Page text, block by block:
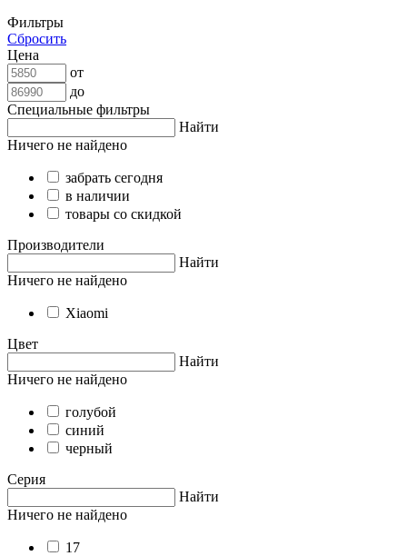
Фильтры
Сбросить
Цена
от
до
Специальные фильтры
Найти
Ничего не найдено
забрать сегодня
в наличии
товары со скидкой
Производители
Найти
Ничего не найдено
Xiaomi
Цвет
Найти
Ничего не найдено
голубой
синий
черный
Серия
Найти
Ничего не найдено
17